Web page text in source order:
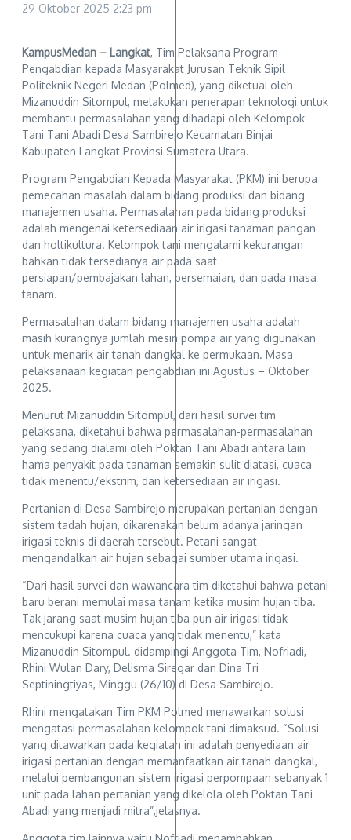
29 Oktober 2025 2:23 pm
KampusMedan – Langkat, Tim Pelaksana Program
Pengabdian kepada Masyarakat Jurusan Teknik Sipil
Politeknik Negeri Medan (Polmed), yang diketuai oleh
Mizanuddin Sitompul, melakukan penerapan teknologi untuk
membantu permasalahan yang dihadapi oleh Kelompok
Tani Tani Abadi Desa Sambirejo Kecamatan Binjai
Kabupaten Langkat Provinsi Sumatera Utara.
Program Pengabdian Kepada Masyarakat (PKM) ini berupa
pemecahan masalah dalam bidang produksi dan bidang
manajemen usaha. Permasalahan pada bidang produksi
adalah mengenai ketersediaan air irigasi tanaman pangan
dan holtikultura. Kelompok tani mengalami kekurangan
bahkan tidak tersedianya air pada saat
persiapan/pembajakan lahan, persemaian, dan pada masa
tanam.
Permasalahan dalam bidang manajemen usaha adalah
masih kurangnya jumlah mesin pompa air yang digunakan
untuk menarik air tanah dangkal ke permukaan. Masa
pelaksanaan kegiatan pengabdian ini Agustus – Oktober
2025.
Menurut Mizanuddin Sitompul, dari hasil survei tim
pelaksana, diketahui bahwa permasalahan-permasalahan
yang sedang dialami oleh Poktan Tani Abadi antara lain
hama penyakit pada tanaman semakin sulit diatasi, cuaca
tidak menentu/ekstrim, dan ketersediaan air irigasi.
Pertanian di Desa Sambirejo merupakan pertanian dengan
sistem tadah hujan, dikarenakan belum adanya jaringan
irigasi teknis di daerah tersebut. Petani sangat
mengandalkan air hujan sebagai sumber utama irigasi.
“Dari hasil survei dan wawancara tim diketahui bahwa petani
baru berani memulai masa tanam ketika musim hujan tiba.
Tak jarang saat musim hujan tiba pun air irigasi tidak
mencukupi karena cuaca yang tidak menentu,” kata
Mizanuddin Sitompul. didampingi Anggota Tim, Nofriadi,
Rhini Wulan Dary, Delisma Siregar dan Dina Tri
Septiningtiyas, Minggu (26/10) di Desa Sambirejo.
Rhini mengatakan Tim PKM Polmed menawarkan solusi
mengatasi permasalahan kelompok tani dimaksud. “Solusi
yang ditawarkan pada kegiatan ini adalah penyediaan air
irigasi pertanian dengan memanfaatkan air tanah dangkal,
melalui pembangunan sistem irigasi perpompaan sebanyak 1
unit pada lahan pertanian yang dikelola oleh Poktan Tani
Abadi yang menjadi mitra”,jelasnya.